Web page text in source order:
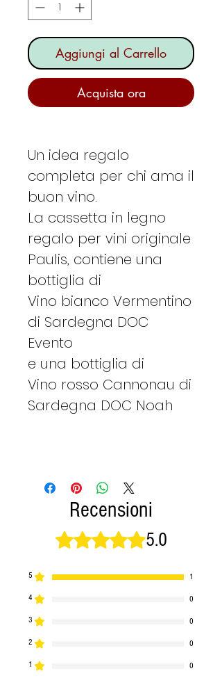
Aggiungi al Carrello
Acquista ora
Un idea regalo
completa per chi ama il
buon vino.
La cassetta in legno
regalo per vini originale
Paulis, contiene una
bottiglia di
Vino bianco Vermentino
di Sardegna DOC
Evento
e una bottiglia di
Vino rosso Cannonau di
Sardegna DOC Noah
Recensioni
Valutazione 5 stelle su 5.
5.0
5 1
4 0
3 0
2 0
1 0